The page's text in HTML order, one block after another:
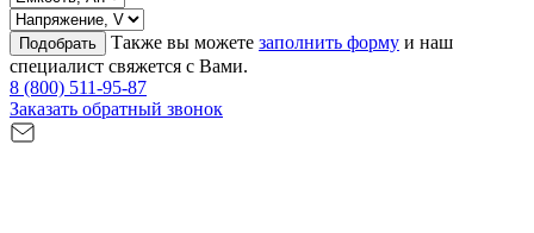
Подобрать Также вы можете заполнить форму и наш
специалист свяжется с Вами.
8 (800) 511-95-87
Заказать обратный звонок